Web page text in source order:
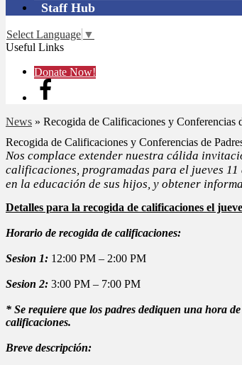
Staff Hub
Select Language ▼
Useful Links
Donate Now!
News » Recogida de Calificaciones y Conferencias
Recogida de Calificaciones y Conferencias de
Nos complace extender nuestra cálida
calificaciones, programadas para el jueves
en la educación de sus hijos, y obtener
Detalles para la recogida de calificaciones el
Horario de recogida de calificaciones:
Sesion 1: 12:00 PM – 2:00 PM
Sesion 2: 3:00 PM – 7:00 PM
* Se requiere que los padres dediquen una hora
calificaciones.
Breve descripción: